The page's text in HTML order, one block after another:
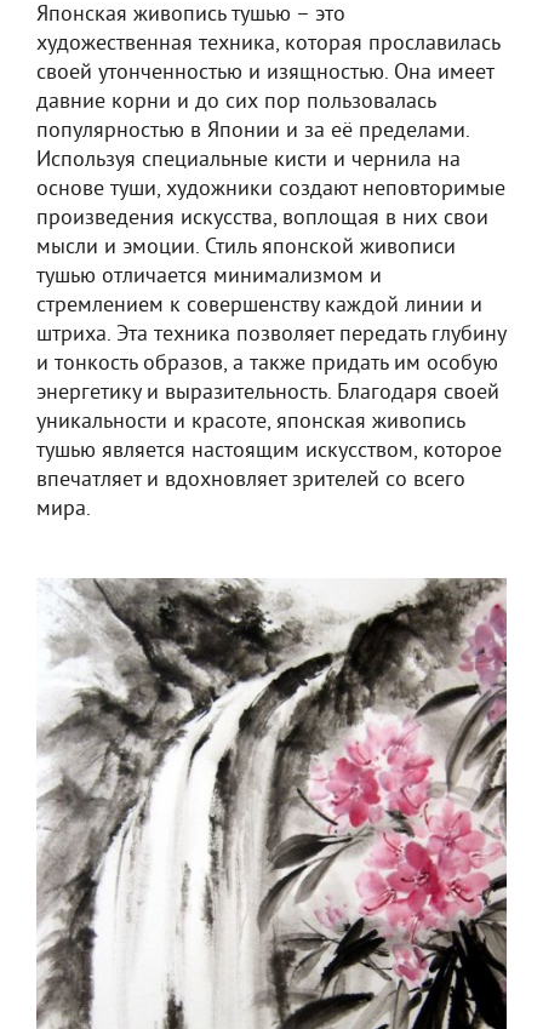
Японская живопись тушью – это
художественная техника, которая прославилась
своей утонченностью и изящностью. Она имеет
давние корни и до сих пор пользовалась
популярностью в Японии и за её пределами.
Используя специальные кисти и чернила на
основе туши, художники создают неповторимые
произведения искусства, воплощая в них свои
мысли и эмоции. Стиль японской живописи
тушью отличается минимализмом и
стремлением к совершенству каждой линии и
штриха. Эта техника позволяет передать глубину
и тонкость образов, а также придать им особую
энергетику и выразительность. Благодаря своей
уникальности и красоте, японская живопись
тушью является настоящим искусством, которое
впечатляет и вдохновляет зрителей со всего
мира.